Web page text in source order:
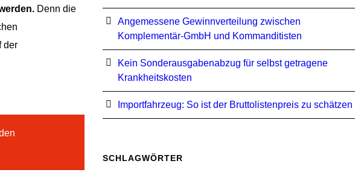
Denn die
der
Angemessene Gewinnverteilung zwischen
Komplementär-GmbH und Kommanditisten
Kein Sonderausgabenabzug für selbst getragene
Krankheitskosten
Importfahrzeug: So ist der Bruttolistenpreis zu schätzen
SCHLAGWÖRTER